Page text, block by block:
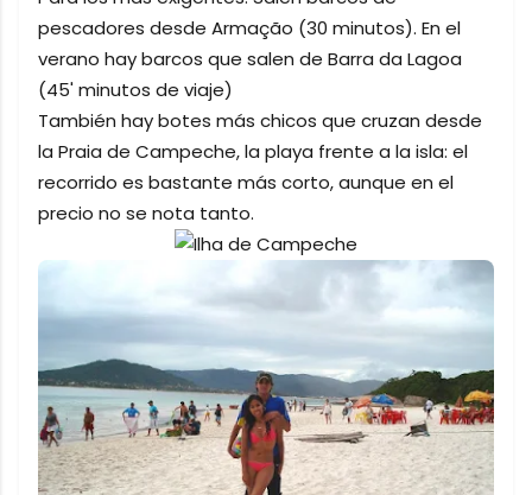
pescadores desde Armação (30 minutos). En el
verano hay barcos que salen de Barra da Lagoa
(45' minutos de viaje)
También hay botes más chicos que cruzan desde
la Praia de Campeche, la playa frente a la isla: el
recorrido es bastante más corto, aunque en el
precio no se nota tanto.